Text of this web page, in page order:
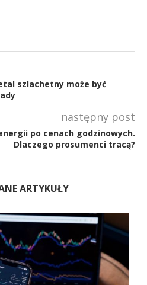
szlachetny może być
następny post
po cenach godzinowych.
Dlaczego prosumenci tracą?
ARTYKUŁY